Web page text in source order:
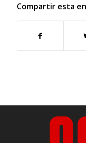
Compartir esta